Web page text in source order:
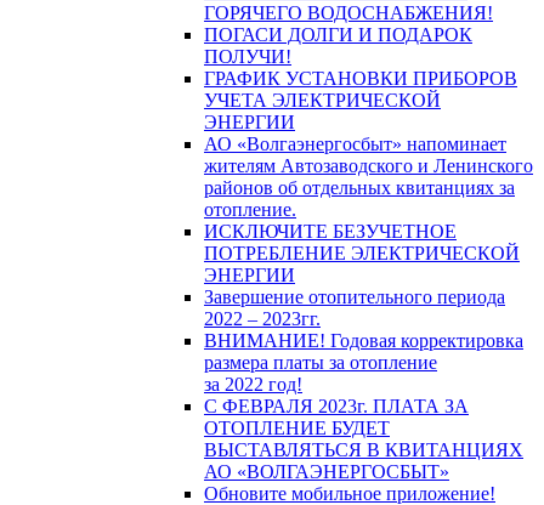
ГОРЯЧЕГО ВОДОСНАБЖЕНИЯ!
ПОГАСИ ДОЛГИ И ПОДАРОК
ПОЛУЧИ!
ГРАФИК УСТАНОВКИ ПРИБОРОВ
УЧЕТА ЭЛЕКТРИЧЕСКОЙ
ЭНЕРГИИ
АО «Волгаэнергосбыт» напоминает
жителям Автозаводского и Ленинского
районов об отдельных квитанциях за
отопление.
ИСКЛЮЧИТЕ БЕЗУЧЕТНОЕ
ПОТРЕБЛЕНИЕ ЭЛЕКТРИЧЕСКОЙ
ЭНЕРГИИ
Завершение отопительного периода
2022 – 2023гг.
ВНИМАНИЕ! Годовая корректировка
размера платы за отопление
за 2022 год!
С ФЕВРАЛЯ 2023г. ПЛАТА ЗА
ОТОПЛЕНИЕ БУДЕТ
ВЫСТАВЛЯТЬСЯ В КВИТАНЦИЯХ
АО «ВОЛГАЭНЕРГОСБЫТ»
Обновите мобильное приложение!